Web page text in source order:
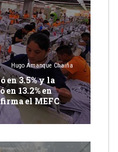
Hugo Amanque Chaiña
en 3.5% y la
13.2% en
el MEFC